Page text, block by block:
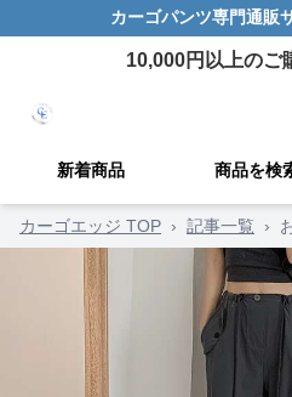
カーゴパンツ専門通販
10,000円以上のご
新着商品 商品を検
カーゴエッジ TOP › 記事一覧 ›